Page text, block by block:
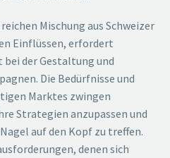
Mischung aus Schweizer
Einflüssen, erfordert
der Gestaltung und
Die Bedürfnisse und
Marktes zwingen
Strategien anzupassen und
auf den Kopf zu treffen.
denen sich